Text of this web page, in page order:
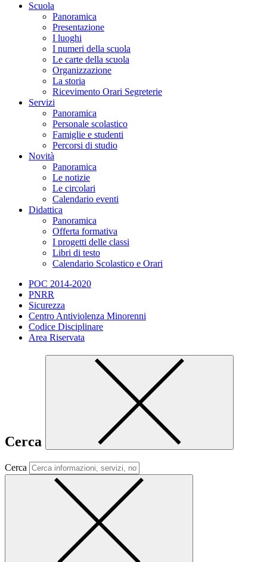
Scuola
Panoramica
Presentazione
I luoghi
I numeri della scuola
Le carte della scuola
Organizzazione
La storia
Ricevimento Orari Segreterie
Servizi
Panoramica
Personale scolastico
Famiglie e studenti
Percorsi di studio
Novità
Panoramica
Le notizie
Le circolari
Calendario eventi
Didattica
Panoramica
Offerta formativa
I progetti delle classi
Libri di testo
Calendario Scolastico e Orari
POC 2014-2020
PNRR
Sicurezza
Centro Antiviolenza Minorenni
Codice Disciplinare
Area Riservata
Cerca
Cerca